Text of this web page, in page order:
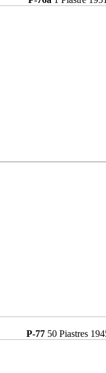
P-77 50 Piastres